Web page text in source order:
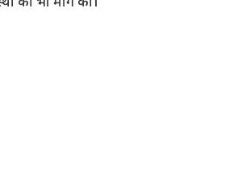
की भी मांग की।